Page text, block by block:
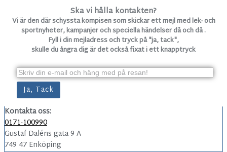
Ska vi hålla kontakten?
Vi är den där schyssta kompisen som skickar ett mejl med lek- och
sportnyheter, kampanjer och speciella händelser då och då .
Fyll i din mejladress och tryck på "ja, tack",
skulle du ångra dig är det också fixat i ett knapptryck
Kontakta oss:
0171-100990
Gustaf Daléns gata 9 A
749 47 Enköping